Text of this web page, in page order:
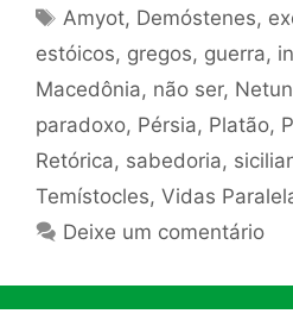
Tags
Amyot, Demóstenes,
estóicos, gregos, guerra,
Macedônia, não ser,
paradoxo, Pérsia, Platão,
Retórica, sabedoria,
Temístocles, Vidas
Deixe um comentário